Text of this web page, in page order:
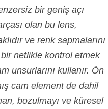
bir geniş açı
olan bu lens,
ve renk sapmalarını
bir netlikle kontrol etmek
unsurlarını kullanır. Ön
cam element de dahil
bozulmayı ve küresel